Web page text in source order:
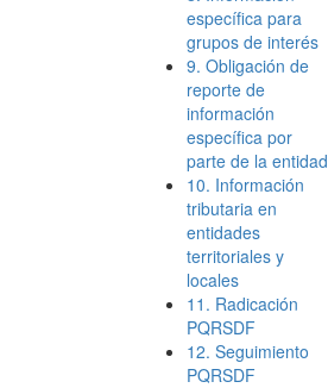
específica para
grupos de interés
9. Obligación de
reporte de
información
específica por
parte de la entidad
10. Información
tributaria en
entidades
territoriales y
locales
11. Radicación
PQRSDF
12. Seguimiento
PQRSDF